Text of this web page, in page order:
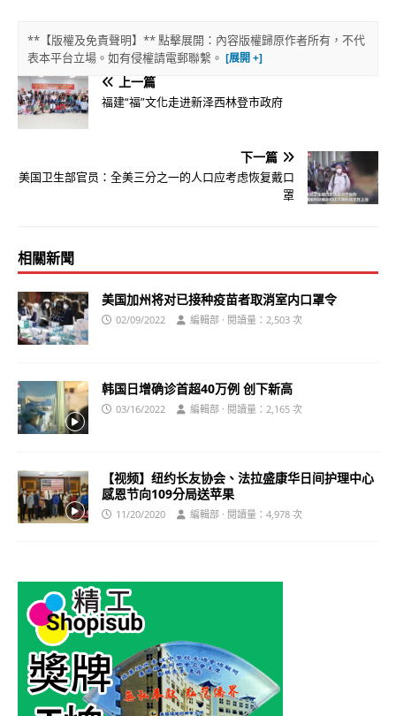
**【版權及免責聲明】** 點擊展開：內容版權歸原作者所有，不代
表本平台立場。如有侵權請電郵聯繫。
上一篇
福建“福”文化走进新泽西林登市政府
下一篇
美国卫生部官员：全美三分之一的人口应考虑恢复戴口
罩
相關新聞
美国加州将对已接种疫苗者取消室内口罩令
02/09/2022 編輯部 · 閱讀量：2,503 次
韩国日增确诊首超40万例 创下新高
03/16/2022 編輯部 · 閱讀量：2,165 次
【视频】纽约长友协会、法拉盛康华日间护理中心
感恩节向109分局送苹果
11/20/2020 編輯部 · 閱讀量：4,978 次